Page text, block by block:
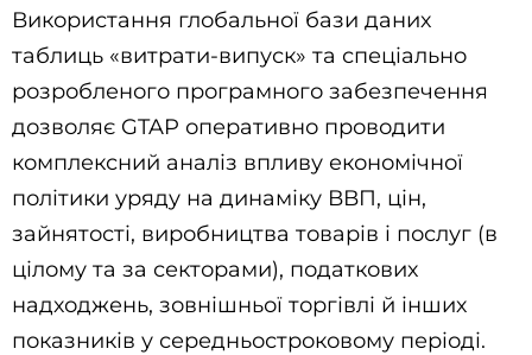
Використання глобальної бази даних
таблиць «витрати-випуск» та спеціально
розробленого програмного забезпечення
дозволяє GTAP оперативно проводити
комплексний аналіз впливу економічної
політики уряду на динаміку ВВП, цін,
зайнятості, виробництва товарів і послуг (в
цілому та за секторами), податкових
надходжень, зовнішньої торгівлі й інших
показників у середньостроковому періоді.